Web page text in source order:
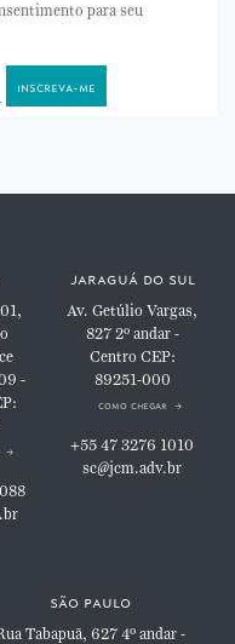
para seu
-
jaraguá do sul
Av. Getúlio Vargas,
8272º andar -
Centro CEP:
89251-000
como chegar
+55 47 3276 1010
sc@jcm.adv.br
são paulo
Tabapuã, 6274º andar -